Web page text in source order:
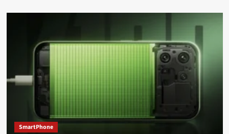
SmartPhone